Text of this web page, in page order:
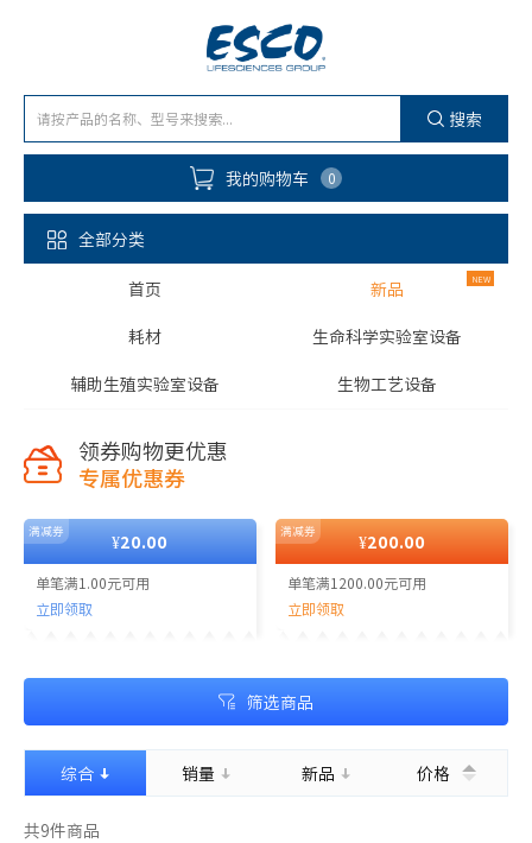
搜索
我的购物车 0
全部分类
首页 新品
耗材 生命科学实验室设备
辅助生殖实验室设备 生物工艺设备
领券购物更优惠
专属优惠券
¥20.00
单笔满1.00元可用
立即领取
¥200.00
单笔满1200.00元可用
立即领取
筛选商品
综合 销量 新品 价格
共9件商品